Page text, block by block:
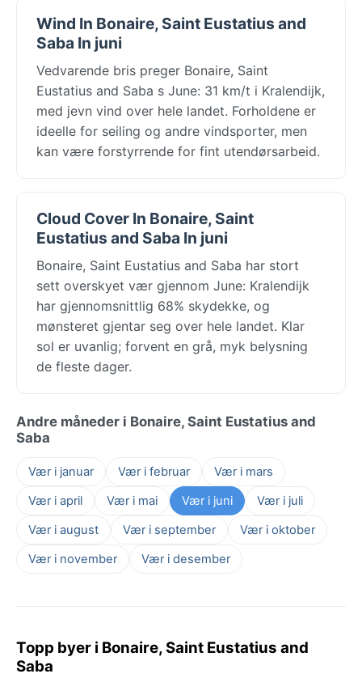
Wind In Bonaire, Saint Eustatius and
Saba In juni
Vedvarende bris preger Bonaire, Saint
Eustatius and Saba s June: 31 km/t i Kralendijk,
med jevn vind over hele landet. Forholdene er
ideelle for seiling og andre vindsporter, men
kan være forstyrrende for fint utendørsarbeid.
Cloud Cover In Bonaire, Saint
Eustatius and Saba In juni
Bonaire, Saint Eustatius and Saba har stort
sett overskyet vær gjennom June: Kralendijk
har gjennomsnittlig 68% skydekke, og
mønsteret gjentar seg over hele landet. Klar
sol er uvanlig; forvent en grå, myk belysning
de fleste dager.
Andre måneder i Bonaire, Saint Eustatius and
Saba
Vær i januar Vær i februar
Vær i mars
Vær i april
Vær i mai Vær i juni
Vær i juli
Vær i august
Vær i september
Vær i oktober
Vær i november
Vær i desember
Topp byer i Bonaire, Saint Eustatius and
Saba